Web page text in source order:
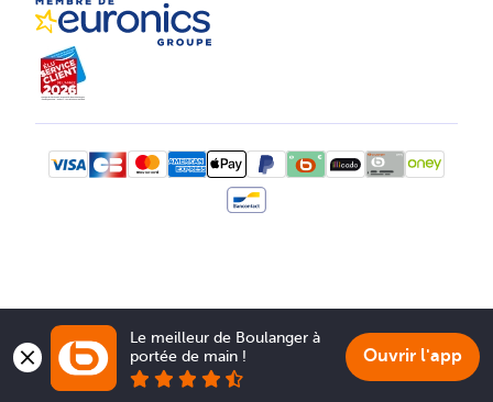
Le meilleur de Boulanger à
portée de main !
Ouvrir l'app